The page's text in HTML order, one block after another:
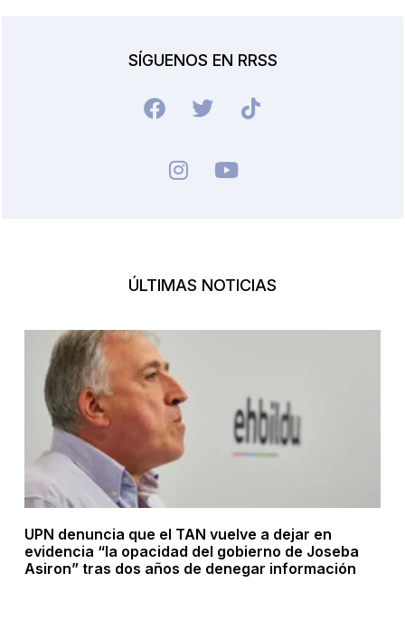
SÍGUENOS EN RRSS
ÚLTIMAS NOTICIAS
UPN denuncia que el TAN vuelve a dejar en
evidencia “la opacidad del gobierno de Joseba
Asiron” tras dos años de denegar información